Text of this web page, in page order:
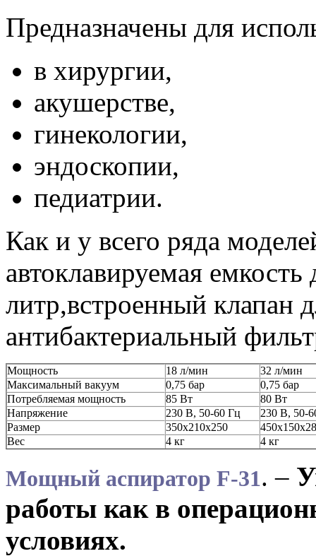
Предназначены для
в хирургии,
акушерстве,
гинекологии,
эндоскопии,
педиатрии.
Как и у всего ряда
автоклавируемая
литр,встроенный клапан
антибактериальный
Мощность 18 л/мин
32 л/мин
Максимальный вакуум
0,75 бар
0,75 бар
Потребляемая мощность
85 Вт
80 Вт
Напряжение
230 В, 50-60 Гц
230 В, 50-
Размер
350х210х250
Вес
4 кг 4 кг
Мощный аспиратор F-31. –
работы как в
условиях.